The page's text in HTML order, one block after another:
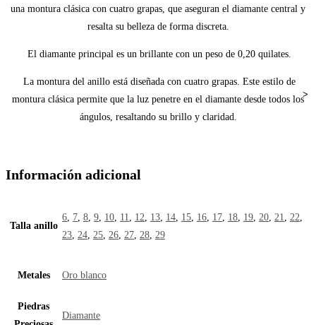
una montura clásica con cuatro grapas, que aseguran el diamante central y
resalta su belleza de forma discreta.
El diamante principal es un brillante con un peso de 0,20 quilates.
La montura del anillo está diseñada con cuatro grapas. Este estilo de
montura clásica permite que la luz penetre en el diamante desde todos los
ángulos, resaltando su brillo y claridad.
Información adicional
Talla anillo
6 7 8 9 10 11 12 13 14 15 16 17 18 19 20 21 22
23 24 25 26 27 28 29
Metales Oro blanco
Piedras
Diamante